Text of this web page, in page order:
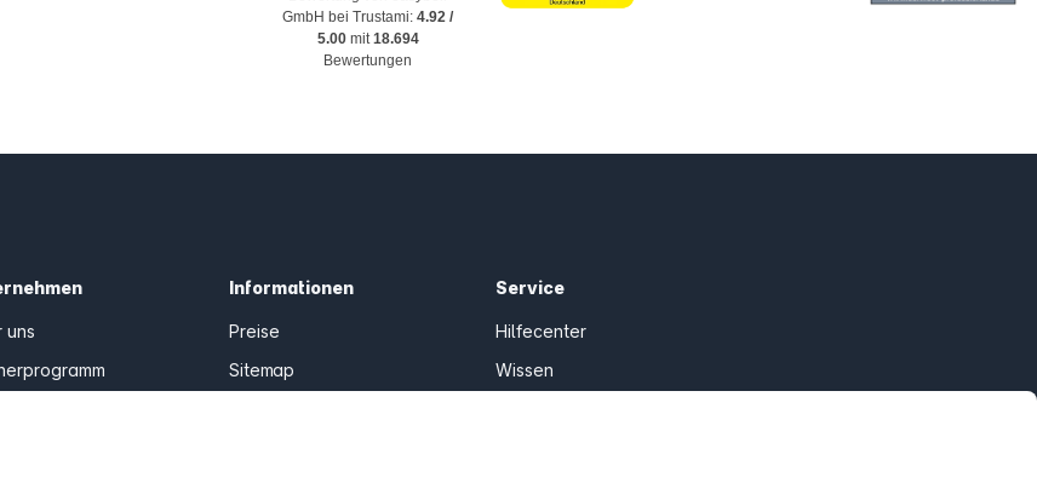
GmbHbei Trustami:4.92 /
5.00mit 18.694
Bewertungen
uns
Informationen
Preise
Sitemap
Service
Hilfecenter
Wissen